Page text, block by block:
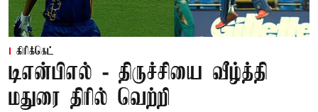
கிரிக்கெட்
டிஎன்பிஎல் - திருச்சியை வீழ்த்தி
மதுரை திரில் வெற்றி